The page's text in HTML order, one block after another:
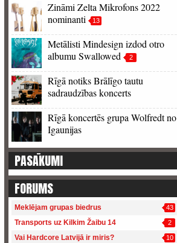
Zināmi Zelta Mikrofons 2022
nominanti
13
Metālisti Mindesign izdod otro
albumu Swallowed
2
Rīgā notiks Brālīgo tautu
sadraudzības koncerts
Rīgā koncertēs grupa Wolfredt no
Igaunijas
PASĀKUMI
FORUMS
Meklējam grupas biedrus 43
Transports uz Kilkim Žaibu 14 2
Vai Hardcore Latvijā ir miris? 10